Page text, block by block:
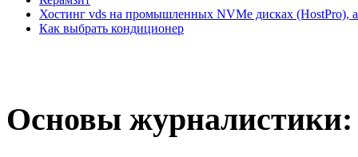
Хостинг vds на промышленных NVMe дисках (HostPro), а
Как выбрать кондиционер
Основы журналистики: